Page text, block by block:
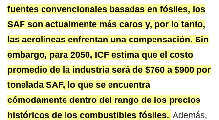
fuentes convencionales basadas en fósiles, los
SAF son actualmente más caros y, por lo tanto,
las aerolíneas enfrentan una compensación. Sin
embargo, para 2050, ICF estima que el costo
promedio de la industria será de $760 a $900 por
tonelada SAF, lo que se encuentra
cómodamente dentro del rango de los precios
históricos de los combustibles fósiles. Además,